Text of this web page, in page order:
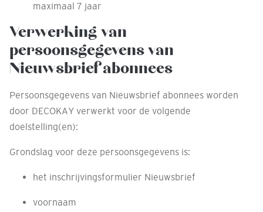
maximaal 7 jaar
Verwerking van
persoonsgegevens van
Nieuwsbrief abonnees
Persoonsgegevens van Nieuwsbrief abonnees worden
door DECOKAY verwerkt voor de volgende
doelstelling(en):
Grondslag voor deze persoonsgegevens is:
het inschrijvingsformulier Nieuwsbrief
voornaam